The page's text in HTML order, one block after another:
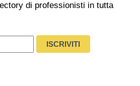
di professionisti in tutta
ISCRIVITI